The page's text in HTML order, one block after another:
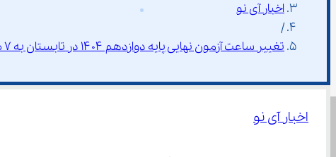
اخبار آی نو
/
تغییر ساعت آزمون نهایی پایه دوازدهم ۱۴۰۴ در تابستان به ۷ صبح
اخبار آی نو